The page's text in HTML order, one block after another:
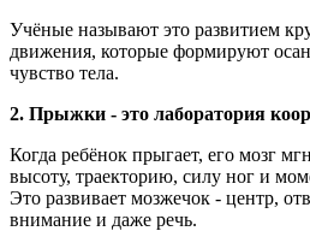
Учёные называют это развитием
движения, которые формируют
чувство тела.
2. Прыжки - это лаборатория
Когда ребёнок прыгает, его мозг
высоту, траекторию, силу ног и
Это развивает мозжечок - центр,
внимание и даже речь.